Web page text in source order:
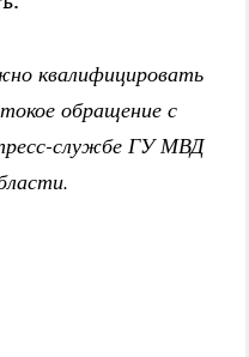
квалифицировать
обращение с
службе ГУ МВД